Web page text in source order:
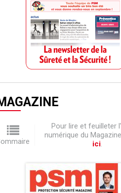
Pour lire et feuilleter
numérique du Magazine
ici.